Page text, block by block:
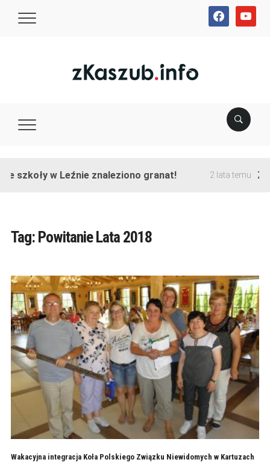
facebookyoutube
szkoły w Leźnie znaleziono granat! 2 lata temu
Tag: Powitanie Lata 2018
Wakacyjna integracja Koła Polskiego Związku Niewidomych w Kartuzach